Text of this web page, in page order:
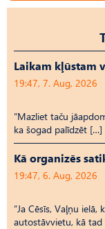
Laikam kļūstam
19:47, 7. Aug, 2026
“Mazliet taču
ka šogad palīdzēt […]
Kā organizēs
19:47, 6. Aug, 2026
“Ja Cēsīs, Vaļņu
autostāvvietu, kā